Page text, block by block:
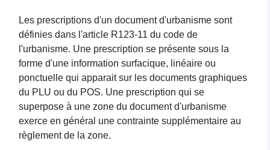
Les prescriptions d'un document d'urbanisme sont
définies dans l'article R123-11 du code de
l'urbanisme. Une prescription se présente sous la
forme d'une information surfacique, linéaire ou
ponctuelle qui apparait sur les documents graphiques
du PLU ou du POS. Une prescription qui se
superpose à une zone du document d'urbanisme
exerce en général une contrainte supplémentaire au
règlement de la zone.